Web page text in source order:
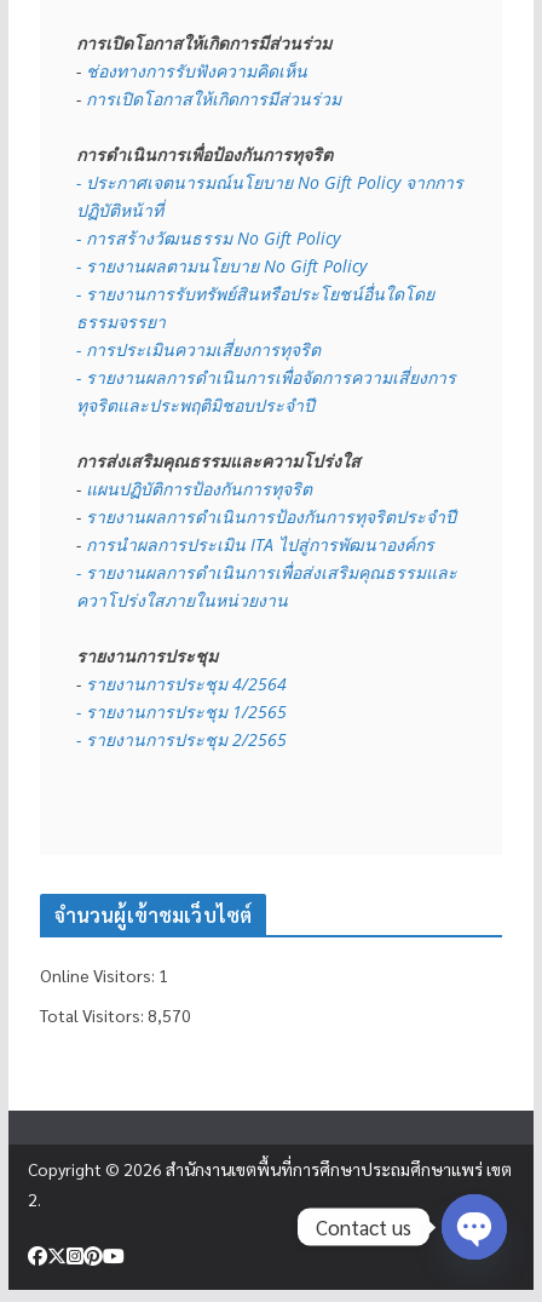
การเปิดโอกาสให้เกิดการมีส่วนร่วม
- ช่องทางการรับฟังความคิดเห็น
- การเปิดโอกาสให้เกิดการมีส่วนร่วม
การดำเนินการเพื่อป้องกันการทุจริต
- ประกาศเจตนารมณ์นโยบาย No Gift Policy จากการ
ปฏิบัติหน้าที่
- การสร้างวัฒนธรรม No Gift Policy
- รายงานผลตามนโยบาย No Gift Policy
- รายงานการรับทรัพย์สินหรือประโยชน์อื่นใดโดย
ธรรมจรรยา
- การประเมินความเสี่ยงการทุจริต
- รายงานผลการดำเนินการเพื่อจัดการความเสี่ยงการ
ทุจริตและประพฤติมิชอบประจำปี
การส่งเสริมคุณธรรมและความโปร่งใส
- แผนปฏิบัติการป้องกันการทุจริต
- รายงานผลการดำเนินการป้องกันการทุจริตประจำปี
- การนำผลการประเมิน ITA ไปสู่การพัฒนาองค์กร
- รายงานผลการดำเนินการเพื่อส่งเสริมคุณธรรมและ
ควาโปร่งใสภายในหน่วยงาน
รายงานการประชุม
- รายงานการประชุม 4/2564
- รายงานการประชุม 1/2565
- รายงานการประชุม 2/2565
จำนวนผู้เข้าชมเว็บไซต์
Online Visitors: 1
Total Visitors: 8,570
Copyright © 2026 สำนักงานเขตพื้นที่การศึกษาประถมศึกษาแพร่ เขต
2.
Contact us